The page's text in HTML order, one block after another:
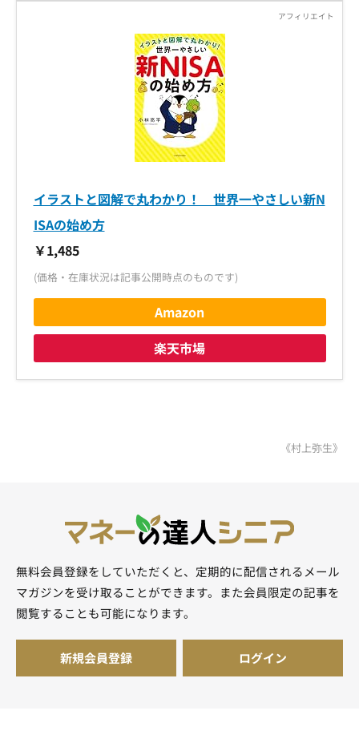
イラストと図解で丸わかり！ 世界一やさしい新N
ISAの始め方
￥1,485
(価格・在庫状況は記事公開時点のものです)
Amazon
楽天市場
《村上弥生》
無料会員登録をしていただくと、定期的に配信されるメール
マガジンを受け取ることができます。また会員限定の記事を
閲覧することも可能になります。
新規会員登録 ログイン